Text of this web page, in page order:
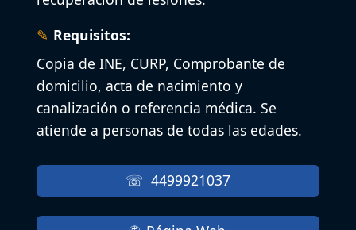
Requisitos:
Copia de INE, CURP, Comprobante de
domicilio, acta de nacimiento y
canalización o referencia médica. Se
atiende a personas de todas las edades.
4499921037